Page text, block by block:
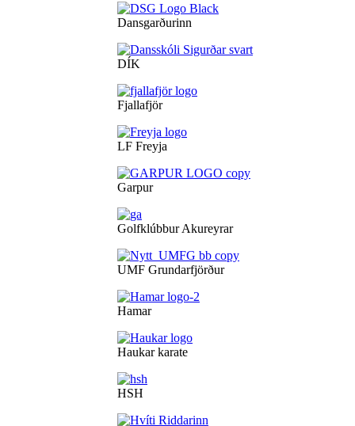
Dansgarðurinn
DÍK
Fjallafjör
LF Freyja
Garpur
Golfklúbbur Akureyrar
UMF Grundarfjörður
Hamar
Haukar karate
HSH